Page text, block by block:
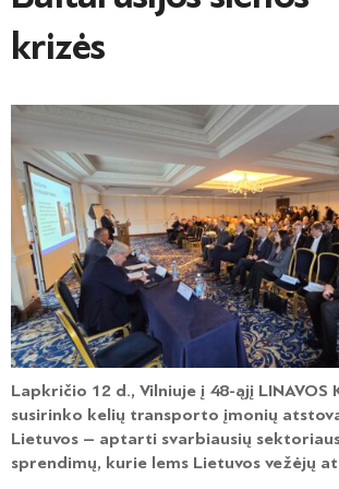
krizės
Lapkričio 12 d., Vilniuje į 48-ąjį LINAVOS
susirinko kelių transporto įmonių
Lietuvos – aptarti svarbiausių
sprendimų, kurie lems Lietuvos vežėjų